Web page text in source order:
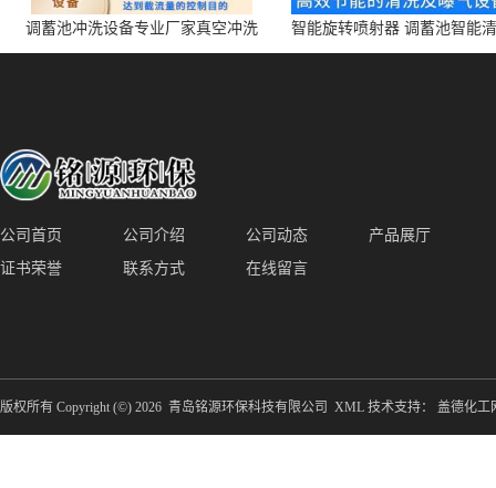
调蓄池冲洗设备专业厂家真空冲洗
装置厂家青岛铭源环保减少堵塞设
智能旋转喷射器 调蓄池智能
点对点面对面旋转清洗
公司首页 公司介绍 公司动态
产品展厅
证书荣誉
联系方式 在线留言
版权所有 Copyright (©) 2026 青岛铭源环保科技有限公司 XML 技术支持： 盖德化工